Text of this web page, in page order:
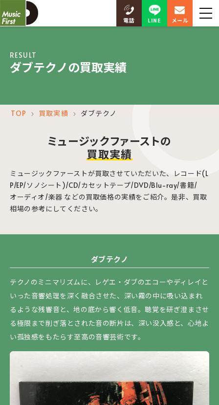
電話 LINE メール
RESULT
ダブテクノの買取実績
TOP ＞ 買取実績 ＞ ダブテクノ
ミュージックファーストの
買取実績
ミュージックファーストが買取させていただいた、レコード(L
P/EP/ソノシート)/CD/カセットテープ/DVD/Blu-ray/書籍/
オーディオ/楽器 などの買取価格の実績をご紹介。是非、買取
相場の参考にしてください。
ダブテクノ
テクノのミニマリズムに、レゲエ・ダブのエコーやディレイと
いった音響処理を深く融合させた、深い霧の中に吸い込まれ
るような残響音と、地の底から響く低音。聴覚を研ぎ澄まさせ
る極限まで削ぎ落とされた音の断片は、深い没入感と、心地よ
い孤独感をもたらす至高の音響芸術です。